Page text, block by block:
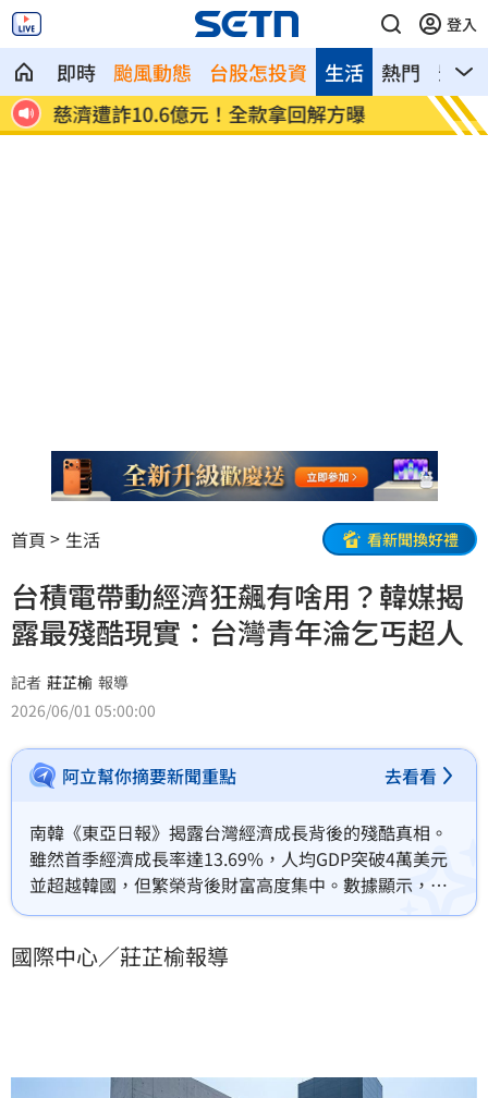
登入
即時 颱風動態 台股怎投資 熱門 影音
生活
慈濟遭詐10.6億元！全款拿回解方曝
稱龍
首頁 生活 看新聞換好禮
台積電帶動經濟狂飆有啥用？韓媒揭
露最殘酷現實：台灣青年淪乞丐超人
記者 莊芷榆 報導
2026/06/01 05:00:00
阿立幫你摘要新聞重點 去看看
南韓《東亞日報》揭露台灣經濟成長背後的殘酷真相。
雖然首季經濟成長率達13.69%，人均GDP突破4萬美元
並超越韓國，但繁榮背後財富高度集中。數據顯示，僅
不到一成勞工受惠於半導體紅利，九成服務業與傳統產
為「乞丐超人」搶購超商打折品，導致去年生育率跌至
國際中心／莊芷榆報導